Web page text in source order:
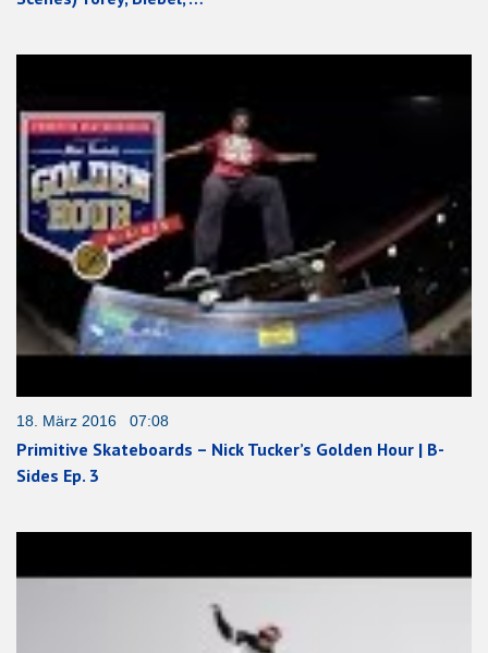
18. März 2016 07:08
Primitive Skateboards – Nick Tucker’s Golden Hour | B-
Sides Ep. 3